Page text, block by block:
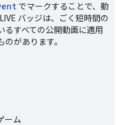
でマークすることで、動
バッジは、ごく短時間の
るすべての公開動画に適用
があります。
ーム